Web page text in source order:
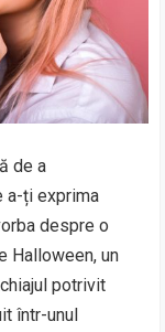
de a
a-ți exprima
despre o
Halloween, un
potrivit
într-unul